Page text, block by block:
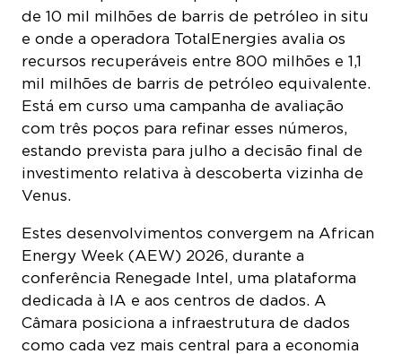
de 10 mil milhões de barris de petróleo in situ
e onde a operadora TotalEnergies avalia os
recursos recuperáveis entre 800 milhões e 1,1
mil milhões de barris de petróleo equivalente.
Está em curso uma campanha de avaliação
com três poços para refinar esses números,
estando prevista para julho a decisão final de
investimento relativa à descoberta vizinha de
Venus.
Estes desenvolvimentos convergem na African
Energy Week (AEW) 2026, durante a
conferência Renegade Intel, uma plataforma
dedicada à IA e aos centros de dados. A
Câmara posiciona a infraestrutura de dados
como cada vez mais central para a economia